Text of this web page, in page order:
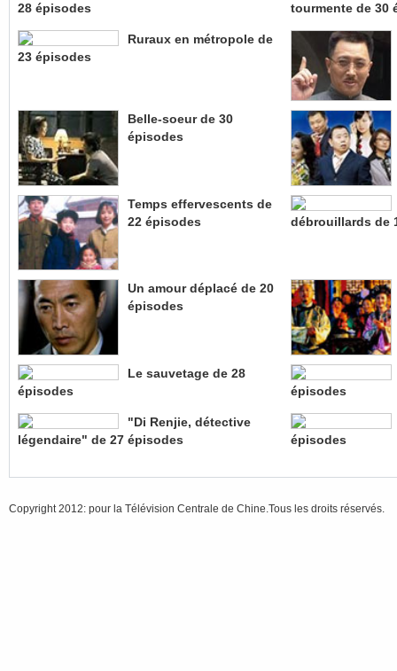
28 épisodes
tourmente de 30
Ruraux en métropole de
23 épisodes
Belle-soeur de 30
épisodes
Temps effervescents de
22 épisodes
débrouillards de
Un amour déplacé de 20
épisodes
Le sauvetage de 28
épisodes
épisodes
"Di Renjie, détective
légendaire" de 27 épisodes
épisodes
Copyright 2012: pour la Télévision Centrale de Chine.Tous les droits réservés.